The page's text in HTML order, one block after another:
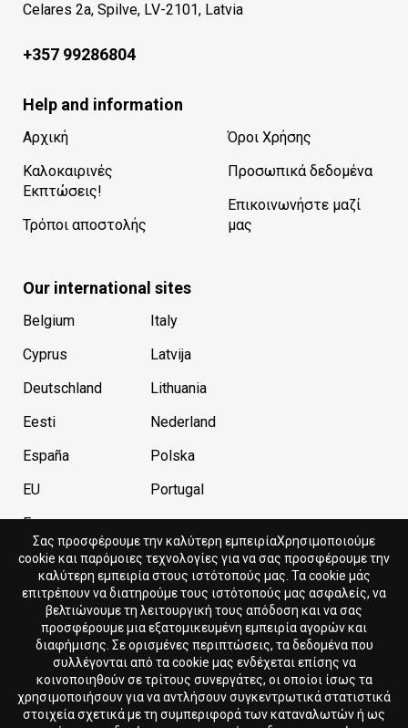
Celares 2a, Spilve, LV-2101, Latvia
+357 99286804
Help and information
Αρχική
Καλοκαιρινές
Εκπτώσεις!
Τρόποι αποστολής
Όροι Χρήσης
Προσωπικά δεδομένα
Επικοινωνήστε μαζί
μας
Our international sites
Belgium
Cyprus
Deutschland
Eesti
España
EU
France
Italy
Latvija
Lithuania
Nederland
Polska
Portugal
Current store
Cyprus
Language
Ελληνικά
Currency
EUR
Σας προσφέρουμε την καλύτερη εμπειρίαΧρησιμοποιούμε
cookie και παρόμοιες τεχνολογίες για να σας προσφέρουμε την
καλύτερη εμπειρία στους ιστότοπούς μας. Τα cookie μάς
επιτρέπουν να διατηρούμε τους ιστότοπούς μας ασφαλείς, να
βελτιώνουμε τη λειτουργική τους απόδοση και να σας
προσφέρουμε μια εξατομικευμένη εμπειρία αγορών και
διαφήμισης. Σε ορισμένες περιπτώσεις, τα δεδομένα που
συλλέγονται από τα cookie μας ενδέχεται επίσης να
κοινοποιηθούν σε τρίτους συνεργάτες, οι οποίοι ίσως τα
χρησιμοποιήσουν για να αντλήσουν συγκεντρωτικά στατιστικά
στοιχεία σχετικά με τη συμπεριφορά των καταναλωτών ή ως